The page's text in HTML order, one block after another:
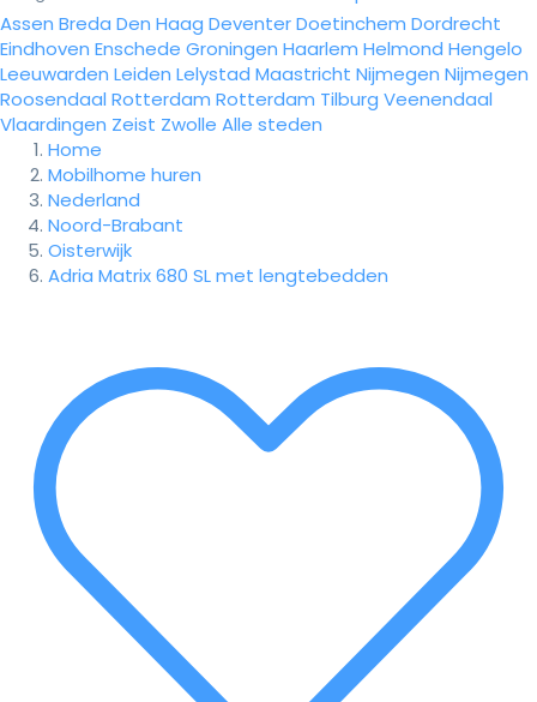
Assen Breda Den Haag DeventerDoetinchem Dordrecht
Eindhoven Enschede Groningen Haarlem Helmond Hengelo
Leeuwarden Leiden Lelystad Maastricht Nijmegen Nijmegen
Roosendaal Rotterdam Rotterdam Tilburg Veenendaal
Vlaardingen Zeist Zwolle Alle steden
Home
Mobilhome huren
Nederland
Noord-Brabant
Oisterwijk
Adria Matrix 680 SL met lengtebedden